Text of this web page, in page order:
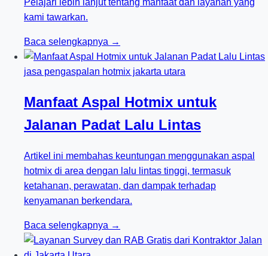
Pelajari lebih lanjut tentang manfaat dan layanan yang
kami tawarkan.
Baca selengkapnya →
jasa pengaspalan hotmix jakarta utara
Manfaat Aspal Hotmix untuk
Jalanan Padat Lalu Lintas
Artikel ini membahas keuntungan menggunakan aspal
hotmix di area dengan lalu lintas tinggi, termasuk
ketahanan, perawatan, dan dampak terhadap
kenyamanan berkendara.
Baca selengkapnya →